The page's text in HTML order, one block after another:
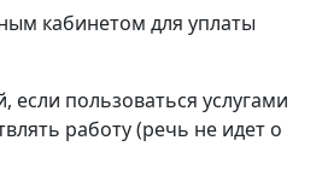
кабинетом для уплаты
если пользоваться услугами
работу (речь не идет о